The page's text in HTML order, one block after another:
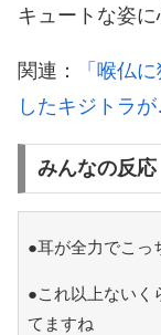
キュートな姿
関連：
「喉仏
したキジトラ
みんなの反応
●耳が全力でこっ
●これ以上ないく
てますね